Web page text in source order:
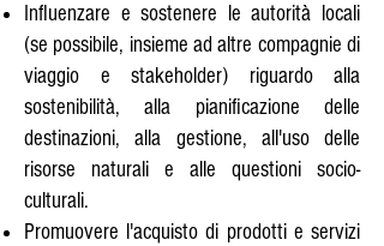
Influenzare e sostenere le autorità locali
(se possibile, insieme ad altre compagnie di
viaggio e stakeholder) riguardo alla
sostenibilità, alla pianificazione delle
destinazioni, alla gestione, all'uso delle
risorse naturali e alle questioni socio-
culturali.
Promuovere l'acquisto di prodotti e servizi